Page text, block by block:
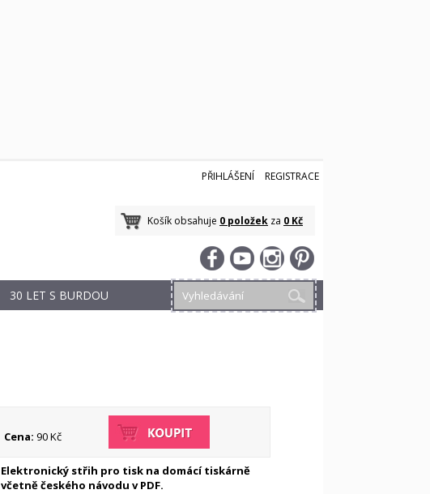
PŘIHLÁŠENÍ REGISTRACE
Košík obsahuje 0 položek za 0 Kč
30 LET S BURDOU
Cena: 90 Kč
Elektronický střih pro tisk na domácí tiskárně
včetně českého návodu v PDF.